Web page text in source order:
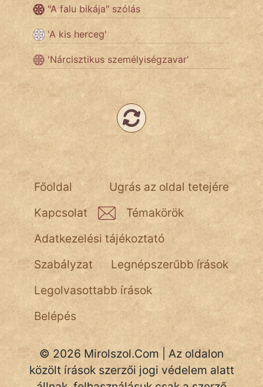
"A falu bikája" szólás
'A kis herceg'
'Nárcisztikus személyiségzavar'
Ugrás az oldal tetejére
Főoldal
Kapcsolat
Témakörök
Adatkezelési tájékoztató
Szabályzat
Legnépszerűbb írások
Legolvasottabb írások
Belépés
© 2026 Mirolszol.Com | Az oldalon
közölt írások szerzői jogi védelem alatt